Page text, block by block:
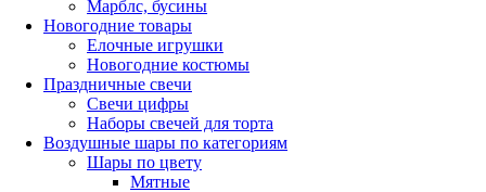
Марблс, бусины
Новогодние товары
Елочные игрушки
Новогодние костюмы
Праздничные свечи
Свечи цифры
Наборы свечей для торта
Воздушные шары по категориям
Шары по цвету
Мятные